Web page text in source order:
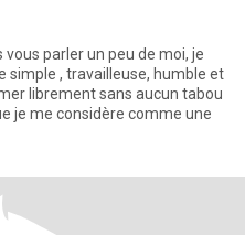
parler un peu de moi, je
, travailleuse, humble et
librement sans aucun tabou
je me considère comme une